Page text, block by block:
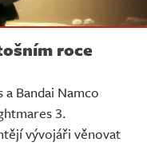
roce
Bandai Namco
3.
vývojáři věnovat